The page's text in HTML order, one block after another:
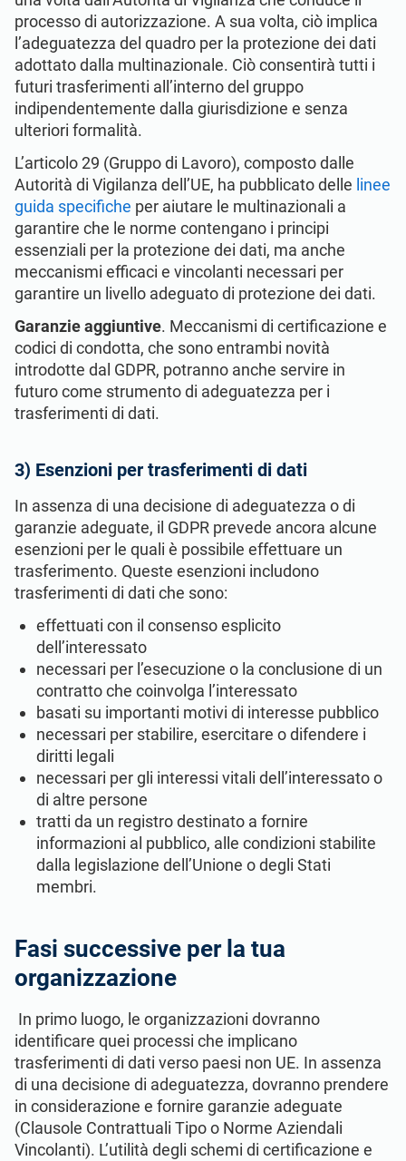
processo di autorizzazione. A sua volta, ciò implica
l’adeguatezza del quadro per la protezione dei dati
adottato dalla multinazionale. Ciò consentirà tutti i
futuri trasferimenti all’interno del gruppo
indipendentemente dalla giurisdizione e senza
ulteriori formalità.
L’articolo 29 (Gruppo di Lavoro), composto dalle
Autorità di Vigilanza dell’UE, ha pubblicato delle linee
guida specifiche per aiutare le multinazionali a
garantire che le norme contengano i principi
essenziali per la protezione dei dati, ma anche
meccanismi efficaci e vincolanti necessari per
garantire un livello adeguato di protezione dei dati.
Garanzie aggiuntive. Meccanismi di certificazione e
codici di condotta, che sono entrambi novità
introdotte dal GDPR, potranno anche servire in
futuro come strumento di adeguatezza per i
trasferimenti di dati.
3) Esenzioni per trasferimenti di dati
In assenza di una decisione di adeguatezza o di
garanzie adeguate, il GDPR prevede ancora alcune
esenzioni per le quali è possibile effettuare un
trasferimento. Queste esenzioni includono
trasferimenti di dati che sono:
effettuati con il consenso esplicito
dell’interessato
necessari per l’esecuzione o la conclusione di un
contratto che coinvolga l’interessato
basati su importanti motivi di interesse pubblico
necessari per stabilire, esercitare o difendere i
diritti legali
necessari per gli interessi vitali dell’interessato o
di altre persone
tratti da un registro destinato a fornire
informazioni al pubblico, alle condizioni stabilite
dalla legislazione dell’Unione o degli Stati
membri.
Fasi successive per la tua
organizzazione
In primo luogo, le organizzazioni dovranno
identificare quei processi che implicano
trasferimenti di dati verso paesi non UE. In assenza
di una decisione di adeguatezza, dovranno prendere
in considerazione e fornire garanzie adeguate
(Clausole Contrattuali Tipo o Norme Aziendali
Vincolanti). L’utilità degli schemi di certificazione e